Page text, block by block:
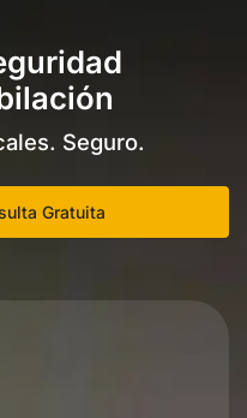
Seguro.
Gratuita